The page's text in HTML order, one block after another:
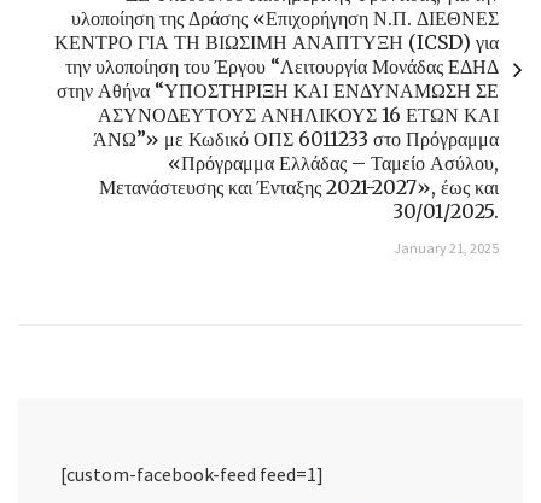
υλοποίηση της Δράσης «Επιχορήγηση Ν.Π. ΔΙΕΘΝΕΣ
ΚΕΝΤΡΟ ΓΙΑ ΤΗ ΒΙΩΣΙΜΗ ΑΝΑΠΤΥΞΗ (ICSD) για
την υλοποίηση του Έργου “Λειτουργία Μονάδας ΕΔΗΔ
στην Αθήνα “ΥΠΟΣΤΗΡΙΞΗ ΚΑΙ ΕΝΔΥΝΑΜΩΣΗ ΣΕ
ΑΣΥΝΟΔΕΥΤΟΥΣ ΑΝΗΛΙΚΟΥΣ 16 ΕΤΩΝ ΚΑΙ
ΆΝΩ”» με Κωδικό ΟΠΣ 6011233 στο Πρόγραμμα
«Πρόγραμμα Ελλάδας – Ταμείο Ασύλου,
Μετανάστευσης και Ένταξης 2021-2027», έως και
30/01/2025.
January 21, 2025
[custom-facebook-feed feed=1]